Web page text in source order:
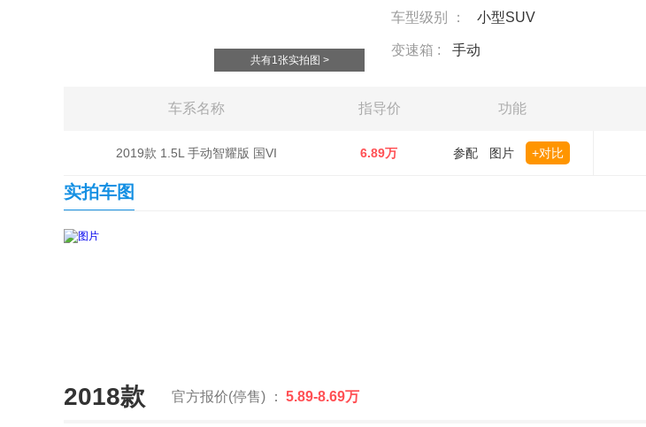
共有1张实拍图 >
车型级别 ： 小型SUV
变速箱 : 手动
车系名称 指导价 功能
2019款 1.5L 手动智耀版 国VI 6.89万 参配 图片 +对比
实拍车图
2018款 官方报价(停售) ： 5.89-8.69万